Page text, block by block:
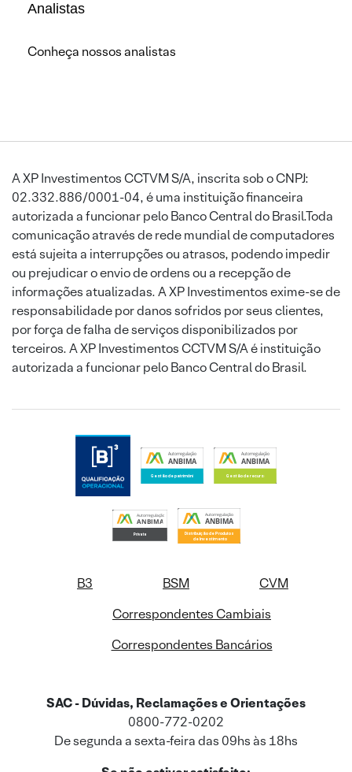
Analistas
Conheça nossos analistas
A XP Investimentos CCTVM S/A, inscrita sob o CNPJ:
02.332.886/0001-04, é uma instituição financeira
autorizada a funcionar pelo Banco Central do Brasil.Toda
comunicação através de rede mundial de computadores
está sujeita a interrupções ou atrasos, podendo impedir
ou prejudicar o envio de ordens ou a recepção de
informações atualizadas. A XP Investimentos exime-se de
responsabilidade por danos sofridos por seus clientes,
por força de falha de serviços disponibilizados por
terceiros. A XP Investimentos CCTVM S/A é instituição
autorizada a funcionar pelo Banco Central do Brasil.
B3 BSM
CVM
Correspondentes Cambiais
Correspondentes Bancários
SAC - Dúvidas, Reclamações e Orientações
0800-772-0202
De segunda a sexta-feira das 09hs às 18hs